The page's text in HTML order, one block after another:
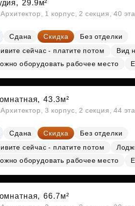
29.9м²
1 корпус, 2 секция, 40
Сдана Скидка
Без отделки
сейчас - платите потом
Вид
оборудовать рабочее место
43.3м²
3 корпус, 2 секция, 44
Сдана Скидка
Без отделки
сейчас - платите потом
оборудовать рабочее место
66.7м²